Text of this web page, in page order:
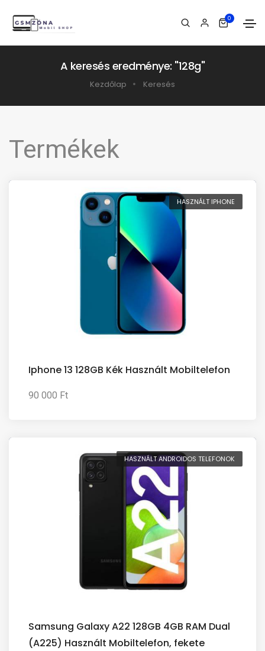
0
A keresés eredménye: "128g"
Kezdőlap Keresés
Termékek
HASZNÁLT IPHONE
Iphone 13 128GB Kék Használt Mobiltelefon
90 000 Ft
HASZNÁLT ANDROIDOS TELEFONOK
Samsung Galaxy A22 128GB 4GB RAM Dual
(A225) Használt Mobiltelefon, fekete